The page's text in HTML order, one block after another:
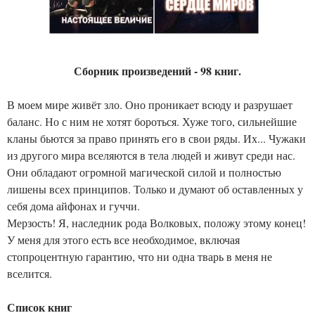
Сборник произведений - 98 книг.
В моем мире живёт зло. Оно проникает всюду и разрушает
баланс. Но с ним не хотят бороться. Хуже того, сильнейшие
кланы бьются за право принять его в свои ряды. Их... Чужаки
из другого мира вселяются в тела людей и живут среди нас.
Они обладают огромной магической силой и полностью
лишены всех принципов. Только и думают об оставленных у
себя дома айфонах и гуччи.
Мерзость! Я, наследник рода Волковых, положу этому конец!
У меня для этого есть все необходимое, включая
стопроцентную гарантию, что ни одна тварь в меня не
вселится.
Список книг